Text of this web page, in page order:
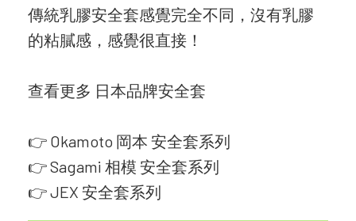
傳統乳膠安全套感覺完全不同，沒有乳膠
的粘膩感，感覺很直接！
查看更多 日本品牌安全套
👉 Okamoto 岡本 安全套系列
👉Sagami 相模 安全套系列
👉JEX 安全套系列